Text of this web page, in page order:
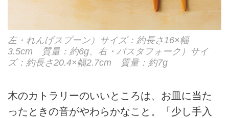
左・れんげスプーン）サイズ：約長さ16×幅
3.5cm 質量：約6g、右・パスタフォーク）サイ
ズ：約長さ20.4×幅2.7cm 質量：約7g
木のカトラリーのいいところは、お皿に当た
ったときの音がやわらかなこと。「少し手入